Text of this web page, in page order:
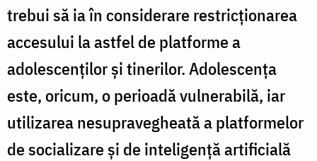
trebui să ia în considerare restricționarea
accesului la astfel de platforme a
adolescenților și tinerilor. Adolescența
este, oricum, o perioadă vulnerabilă, iar
utilizarea nesupravegheată a platformelor
de socializare și de inteligență artificială